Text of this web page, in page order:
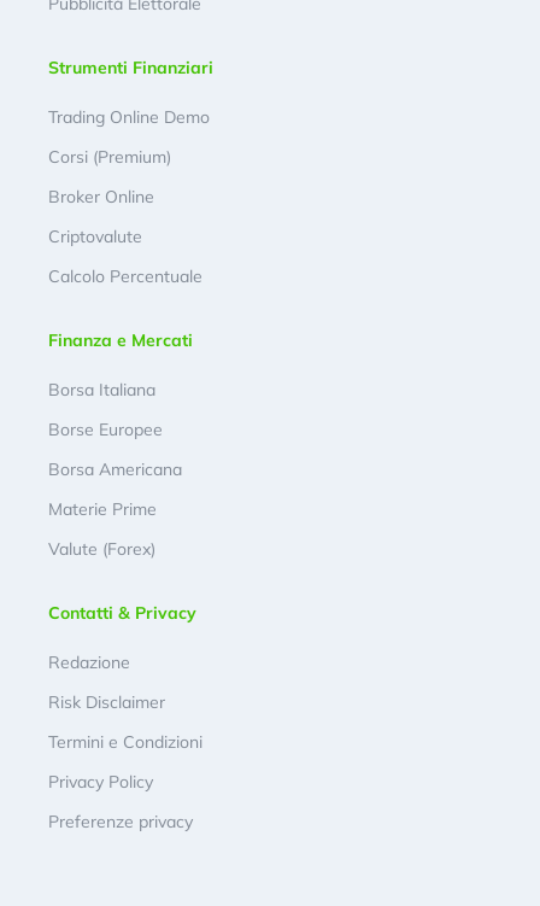
Strumenti Finanziari
Trading Online Demo
Corsi (Premium)
Broker Online
Criptovalute
Calcolo Percentuale
Finanza e Mercati
Borsa Italiana
Borse Europee
Borsa Americana
Materie Prime
Valute (Forex)
Contatti & Privacy
Redazione
Risk Disclaimer
Termini e Condizioni
Privacy Policy
Preferenze privacy